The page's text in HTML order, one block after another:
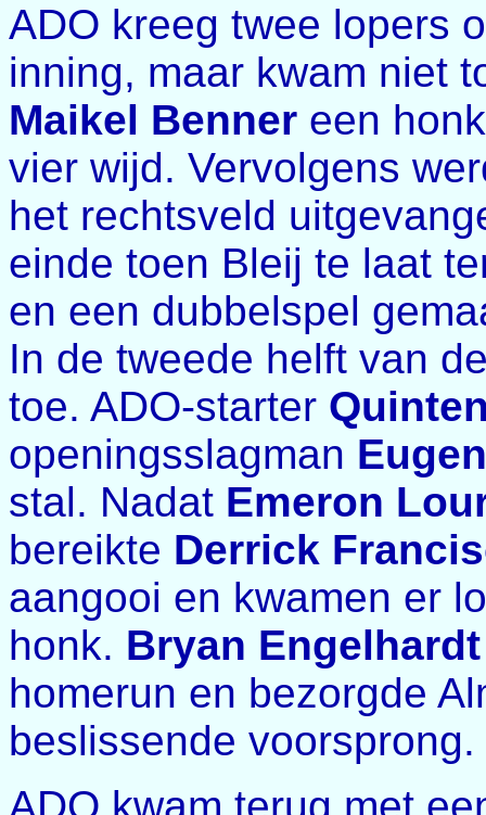
ADO kreeg twee lopers
inning, maar kwam niet
Maikel Benner een
vier wijd. Vervolgens
het rechtsveld
einde toen Bleij te laat
en een dubbelspel
In de tweede helft van
toe. ADO-starter
openingsslagman
stal. Nadat Emeron
bereikte Derrick
aangooi en kwamen er
honk. Bryan Engelhardt
homerun en bezorgde
beslissende voorsprong.